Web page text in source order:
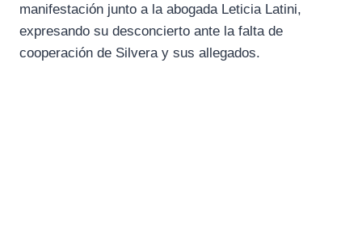
manifestación junto a la abogada Leticia Latini,
expresando su desconcierto ante la falta de
cooperación de Silvera y sus allegados.